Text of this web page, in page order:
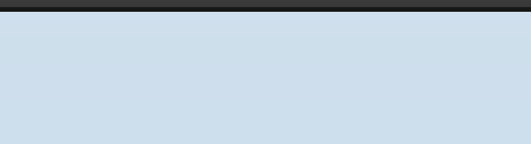
ar rs